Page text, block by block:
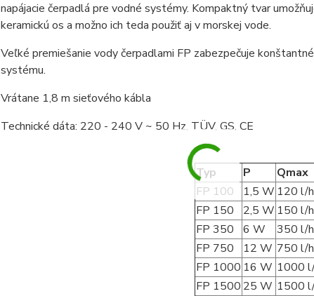
napájacie čerpadlá pre vodné systémy. Kompaktný tvar
keramickú os a možno ich teda použiť aj v morskej vode.
Veľké premiešanie vody čerpadlami FP zabezpečuje
systému.
Vrátane 1,8 m sieťového kábla
Technické dáta: 220 - 240 V ~ 50 Hz, TÜV, GS, CE
Typ P Qmax
FP 100
1,5 W 120 l/h
FP 150
2,5 W 150 l/h
FP 350
6 W 350 l/h
FP 750
12 W 750 l/h
FP 1000 16 W 1000
FP 1500 25 W 1500